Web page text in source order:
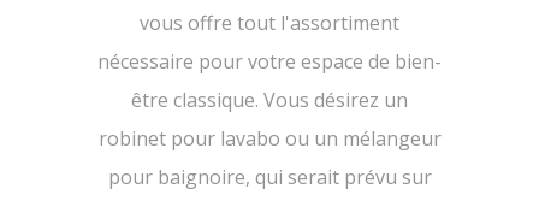
vous offre tout l'assortiment
nécessaire pour votre espace de bien-
être classique. Vous désirez un
robinet pour lavabo ou un mélangeur
pour baignoire, qui serait prévu sur